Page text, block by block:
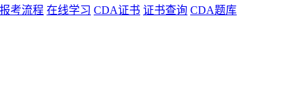
报考流程 在线学习 CDA证书 证书查询 CDA题库